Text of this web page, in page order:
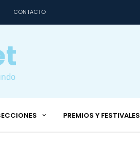
CONTACTO
PREMIOS Y FESTIVALES